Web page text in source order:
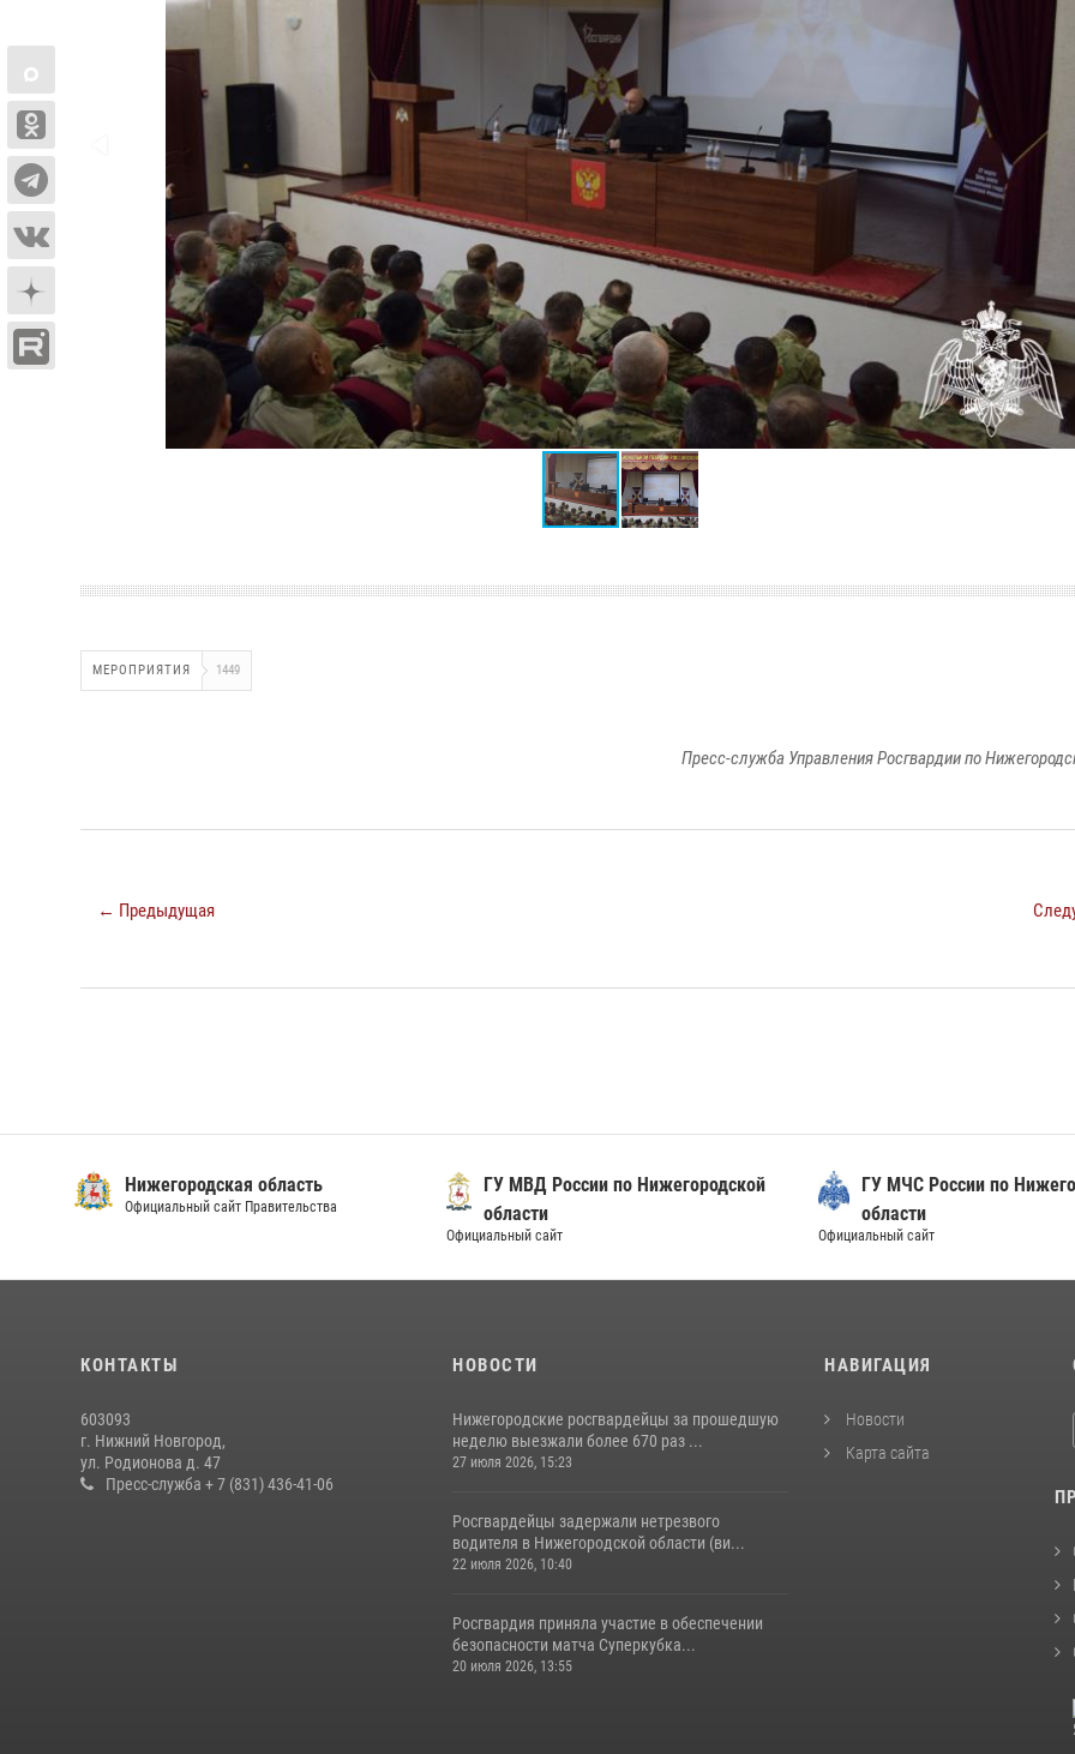
МЕРОПРИЯТИЯ 1449
Пресс-служба Управления Росгвардии по
← Предыдущая
Нижегородская область
Официальный сайт Правительства
ГУ МВД России по Нижегородской
области
Официальный сайт
ГУ МЧС России по
области
Официальный сайт
КОНТАКТЫ
603093
г. Нижний Новгород,
ул. Родионова д. 47
Пресс-служба + 7 (831) 436-41-06
НОВОСТИ
Нижегородские росгвардейцы за прошедшую
неделю выезжали более 670 раз ...
27 июля 2026, 15:23
Росгвардейцы задержали нетрезвого
водителя в Нижегородской области (ви...
22 июля 2026, 10:40
Росгвардия приняла участие в обеспечении
безопасности матча Суперкубка...
20 июля 2026, 13:55
НАВИГАЦИЯ
Новости
Карта сайта